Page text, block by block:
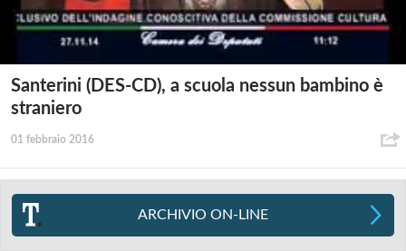
Santerini (DES-CD), a scuola nessun bambino è
straniero
01 febbraio 2016
ARCHIVIO ON-LINE